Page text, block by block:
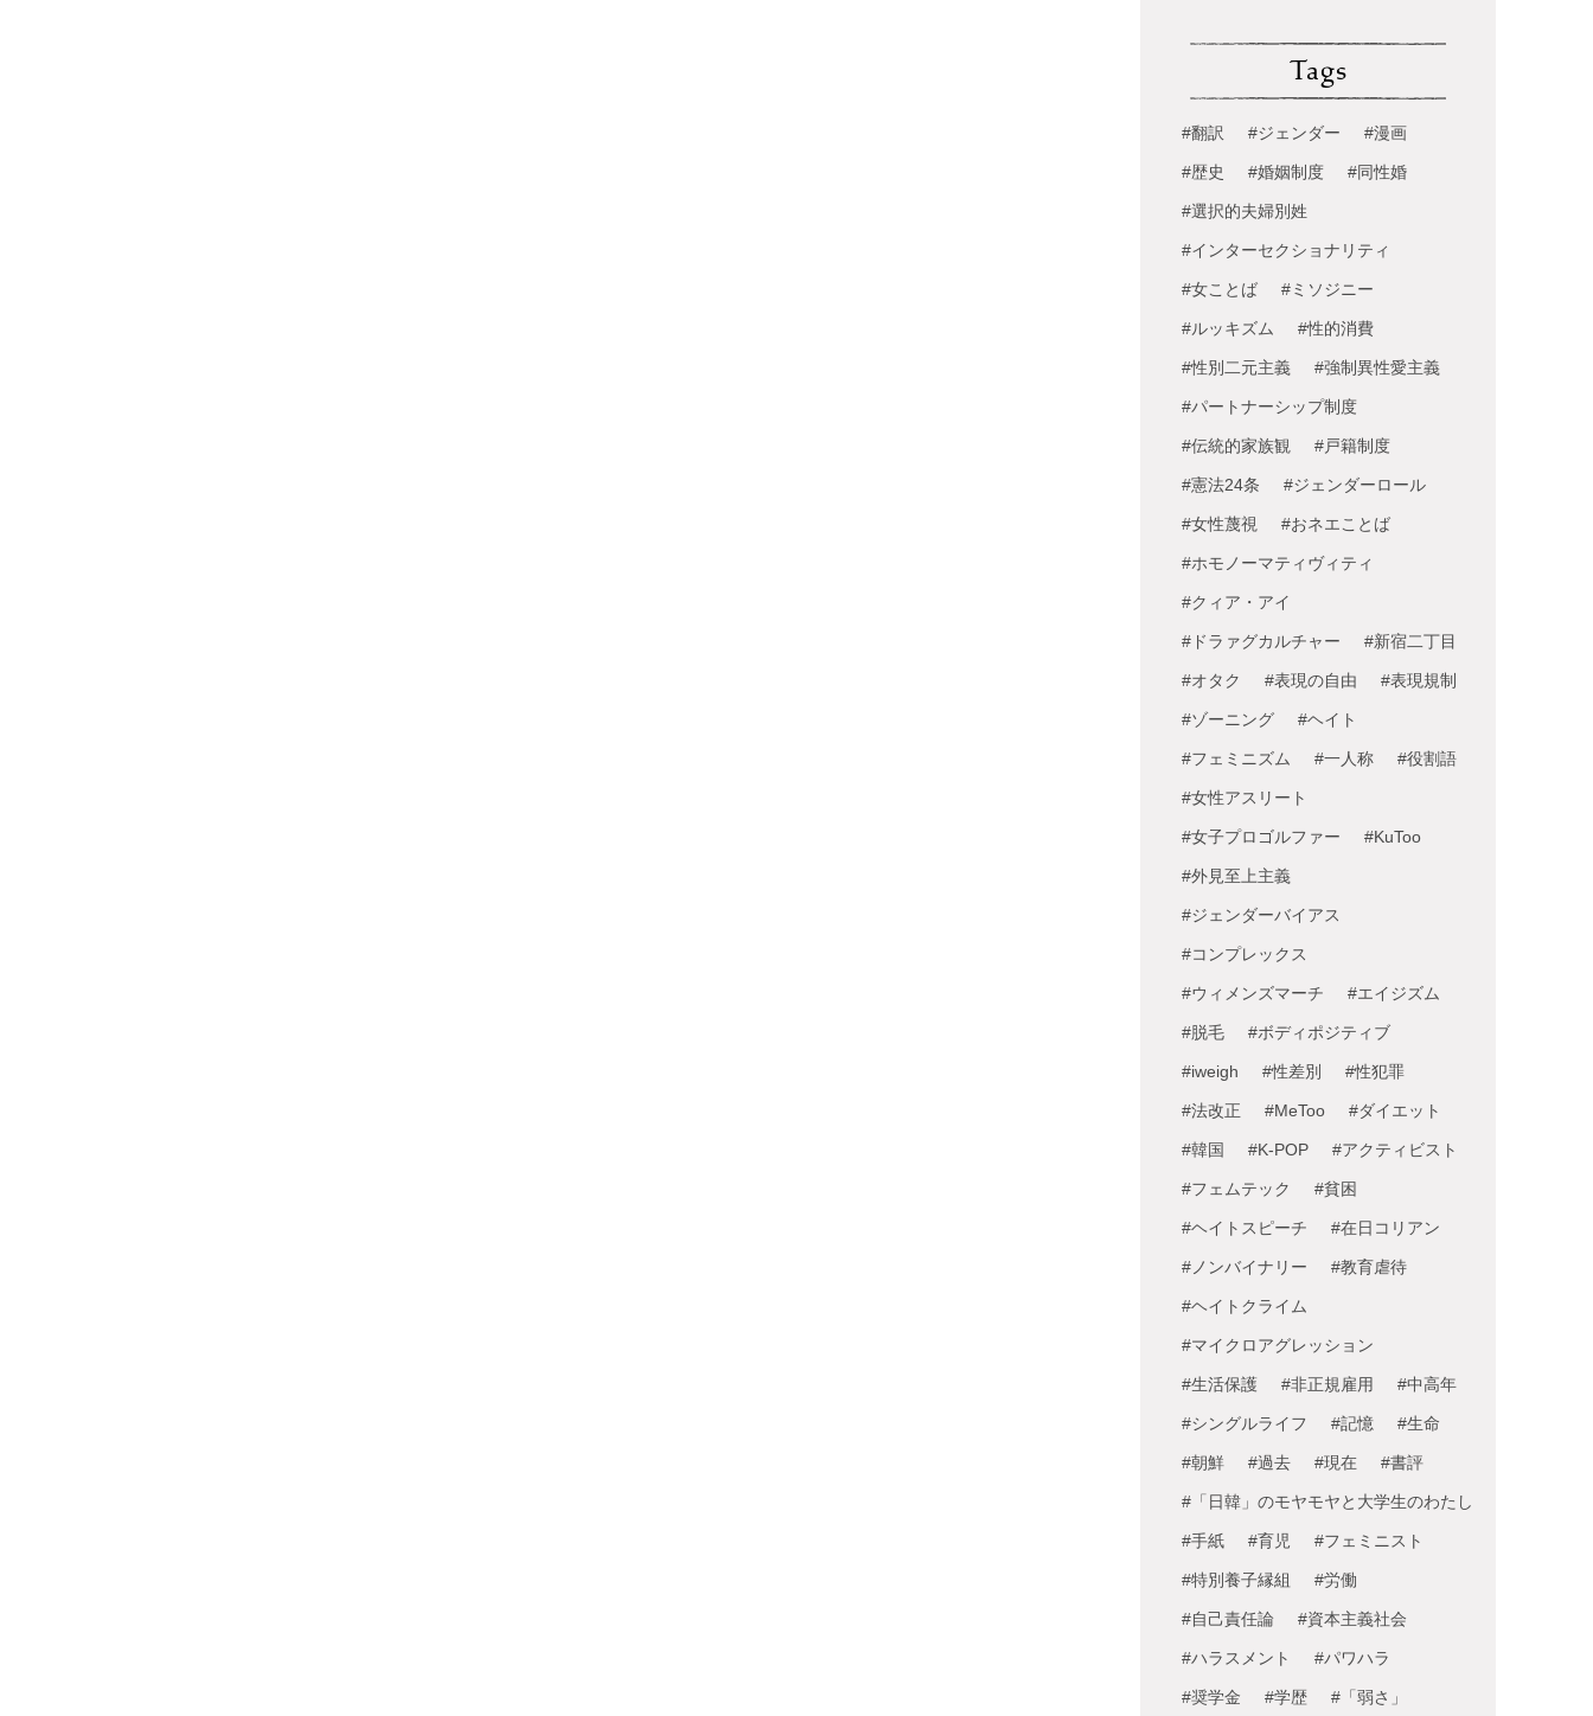
Tags
#翻訳 #ジェンダー #漫画
#歴史 #婚姻制度 #同性婚
#選択的夫婦別姓
#インターセクショナリティ
#女ことば #ミソジニー
#ルッキズム #性的消費
#性別二元主義 #強制異性愛主義
#パートナーシップ制度
#伝統的家族観 #戸籍制度
#憲法24条 #ジェンダーロール
#女性蔑視 #おネエことば
#ホモノーマティヴィティ
#クィア・アイ
#ドラァグカルチャー #新宿二丁目
#オタク #表現の自由 #表現規制
#ゾーニング #ヘイト
#フェミニズム #一人称 #役割語
#女性アスリート
#女子プロゴルファー #KuToo
#外見至上主義
#ジェンダーバイアス
#コンプレックス
#ウィメンズマーチ #エイジズム
#脱毛 #ボディポジティブ
#iweigh #性差別 #性犯罪
#法改正 #MeToo #ダイエット
#韓国 #K-POP #アクティビスト
#フェムテック #貧困
#ヘイトスピーチ #在日コリアン
#ノンバイナリー #教育虐待
#ヘイトクライム
#マイクロアグレッション
#生活保護 #非正規雇用 #中高年
#シングルライフ #記憶 #生命
#朝鮮 #過去 #現在 #書評
#「日韓」のモヤモヤと大学生のわたし
#手紙 #育児 #フェミニスト
#特別養子縁組 #労働
#自己責任論 #資本主義社会
#ハラスメント #パワハラ
#奨学金 #学歴 #「弱さ」